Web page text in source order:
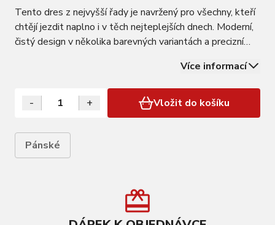
Tento dres z nejvyšší řady je navržený pro všechny, kteří
chtějí jezdit naplno i v těch nejteplejších dnech. Moderní,
čistý design v několika barevných variantách a precizní
dlouhých jízdách. Celorozepínací provedení umožní kdykoli
Více informací
- + Vložit do košíku
Pánské